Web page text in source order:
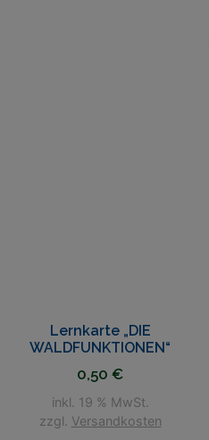
Lernkarte „DIE
WALDFUNKTIONEN“
0,50 €
inkl. 19 % MwSt.
zzgl. Versandkosten